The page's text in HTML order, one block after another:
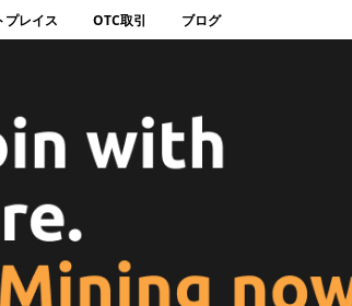
プレイス OTC取引 ブログ